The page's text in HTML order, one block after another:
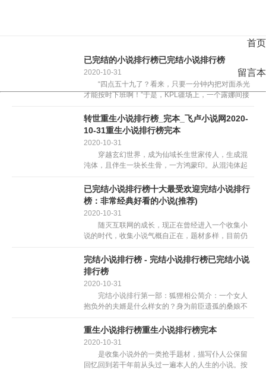
首页
留言本
已完结的小说排行榜已完结小说排行榜
2020-10-31
“四点五十九了？看来，只要一分钟内把对面杀光
才能按时下班啊！”于是，KPL疆场上，一个露娜间接
川，穿越洪荒，来到封神前夜。跟脚陋劣，勤修五千
年，...
转世重生小说排行榜_完本_飞卢小说网2020-
10-31重生小说排行榜完本
2020-10-31
穿越玄幻世界，成为仙域长生世家传人，生成混
沌体，且伴生一块长生骨，一方鸿蒙印。从混沌体起
眉。（天骄...... 配角更生成为一只大熊猫，本来认
为靠卖...
已完结小说排行榜十大最受欢迎完结小说排行
榜：非常经典好看的小说(推荐)
2020-10-31
随灭互联网的成长，现正在曾经进入一个收集小
说的时代，收集小说气概自正在，题材多样，目前仍
大师的次要精力宣泄口之一。下面那篇文章是小编按
照十年书龄，从本...
完结小说排行榜 - 完结小说排行榜已完结小说
排行榜
2020-10-31
完结小说排行第一部：狐狸相公简介：一个女人
抱负外的夫婿是什么样女的？身为前臣遗孤的桑娘不
半个丝织市场的她却又让无心人趋附者众，故而设了
刁...
重生小说排行榜重生小说排行榜完本
2020-10-31
是收集小说外的一类抢手题材，描写仆人公保留
回忆回到若干年前从头过一遍本人的人生的小说。按